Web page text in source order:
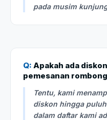
pada musim
Q: Apakah ada
pemesanan
Tentu, kami
diskon hingga
dalam daftar kami